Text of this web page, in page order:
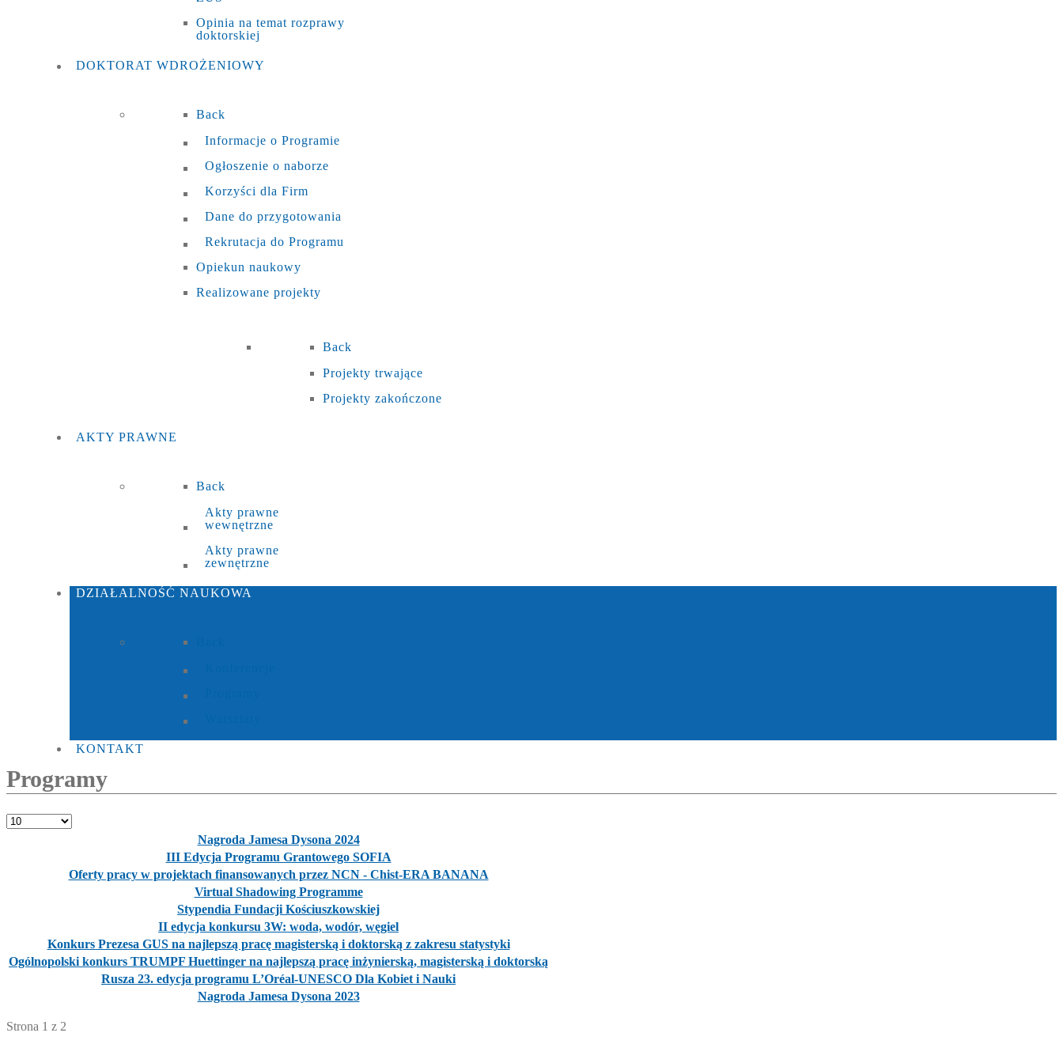
Opinia na temat rozprawy
doktorskiej
DOKTORAT WDROŻENIOWY
Back
Informacje o Programie
Ogłoszenie o naborze
Korzyści dla Firm
Dane do przygotowania
Rekrutacja do Programu
Opiekun naukowy
Realizowane projekty
Back
Projekty trwające
Projekty zakończone
AKTY PRAWNE
Back
Akty prawne
wewnętrzne
Akty prawne
zewnętrzne
DZIAŁALNOŚĆ NAUKOWA
KONTAKT
Programy
Pokaż #
Nagroda Jamesa Dysona 2024
III Edycja Programu Grantowego SOFIA
Oferty pracy w projektach finansowanych przez NCN - Chist-ERA BANANA
Virtual Shadowing Programme
Stypendia Fundacji Kościuszkowskiej
II edycja konkursu 3W: woda, wodór, węgiel
Konkurs Prezesa GUS na najlepszą pracę magisterską i doktorską z zakresu statystyki
Ogólnopolski konkurs TRUMPF Huettinger na najlepszą pracę inżynierską, magisterską i doktorską
Rusza 23. edycja programu L’Oréal-UNESCO Dla Kobiet i Nauki
Nagroda Jamesa Dysona 2023
Strona 1 z 2